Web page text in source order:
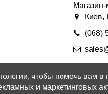
Магазин-
Киев,
(068)
чтобы помочь вам
и маркетинговых